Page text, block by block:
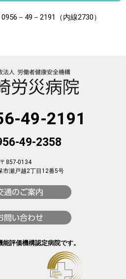
－49－2191（内線2730）
49-2191
49-2358
〒857-0134
市瀬戸越2丁目12番5号
評価機構認定病院です。